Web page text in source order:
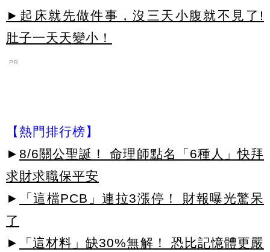
►起床就先做件事，沒三天小腹就不見了!
肚子一天天變小！
PR
【熱門排行榜】
► 8/6關公聖誕！ 命理師點名「6種人」快拜
求財求職保平安
►
「這檔PCB」連拉3漲停！ 財報曝光驚呆
了
►
「這材料」缺30%無解！ 恐比記憶體更嚴